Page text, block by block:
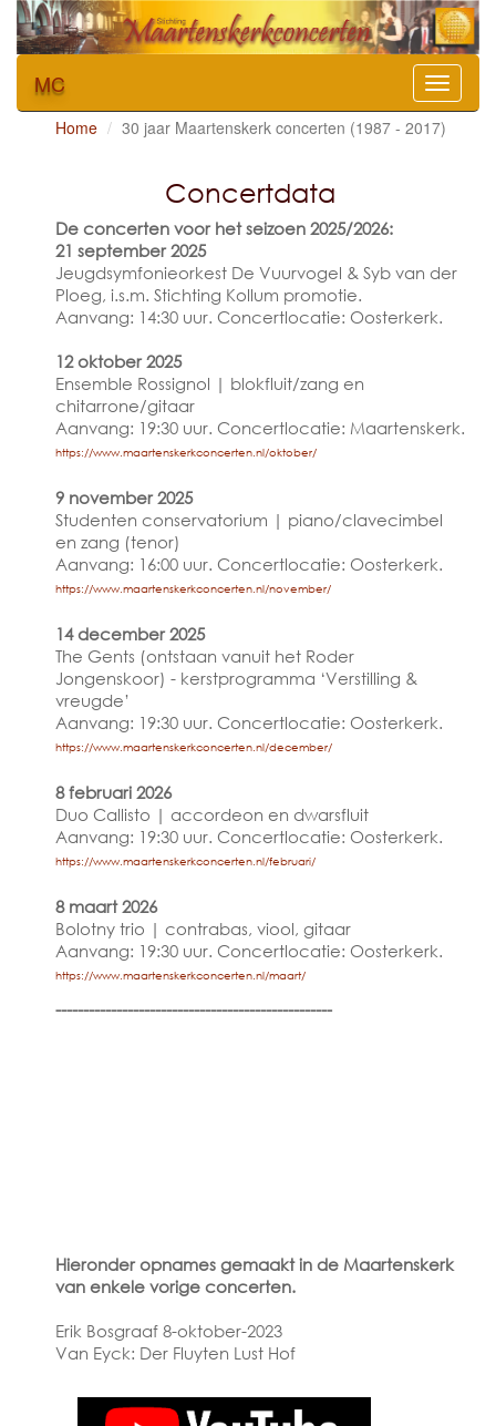
Toggle
MC
Home 30 jaar Maartenskerk concerten (1987 - 2017)
Concertdata
De concerten voor het seizoen 2025/2026:
21 september 2025
Jeugdsymfonieorkest De Vuurvogel & Syb van der
Ploeg, i.s.m. Stichting Kollum promotie.
Aanvang: 14:30 uur. Concertlocatie: Oosterkerk.
12 oktober 2025
Ensemble Rossignol | blokfluit/zang en
chitarrone/gitaar
Aanvang: 19:30 uur. Concertlocatie: Maartenskerk.
https://www.maartenskerkconcerten.nl/oktober/
9 november 2025
Studenten conservatorium | piano/clavecimbel
en zang (tenor)
Aanvang: 16:00 uur. Concertlocatie: Oosterkerk.
https://www.maartenskerkconcerten.nl/november/
14 december 2025
The Gents (ontstaan vanuit het Roder
Jongenskoor) - kerstprogramma ‘Verstilling &
vreugde’
Aanvang: 19:30 uur. Concertlocatie: Oosterkerk.
https://www.maartenskerkconcerten.nl/december/
8 februari 2026
Duo Callisto | accordeon en dwarsfluit
Aanvang: 19:30 uur. Concertlocatie: Oosterkerk.
https://www.maartenskerkconcerten.nl/februari/
8 maart 2026
Bolotny trio | contrabas, viool, gitaar
Aanvang: 19:30 uur. Concertlocatie: Oosterkerk.
https://www.maartenskerkconcerten.nl/maart/
--------------------------------------------------
Hieronder opnames gemaakt in de Maartenskerk
van enkele vorige concerten.
Erik Bosgraaf 8-oktober-2023
Van Eyck: Der Fluyten Lust Hof